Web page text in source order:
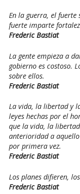
En la guerra, el fuerte
fuerte imparte
Frederic Bastiat
La gente empieza a
gobierno es costoso.
sobre ellos.
Frederic Bastiat
La vida, la libertad y
leyes hechas por el
que la vida, la
anterioridad a
por primera vez.
Frederic Bastiat
Los planes difieren,
Frederic Bastiat